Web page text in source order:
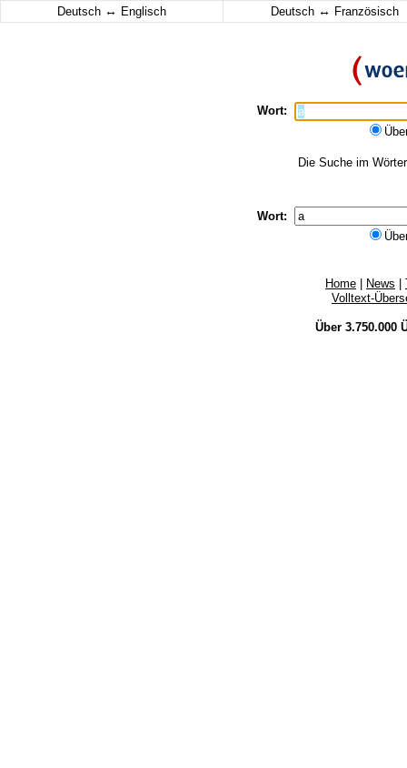
Deutsch ↔ Englisch Deutsch ↔ Französisch
Wort:
Die Suche im
Wort:
Home News
Volltext-
Über 3.750.000